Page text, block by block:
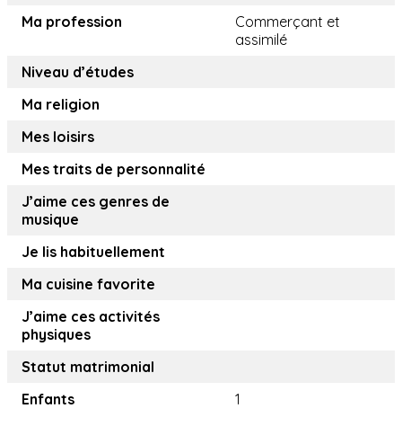
Ma profession
Commerçant et
assimilé
Niveau d’études
Ma religion
Mes loisirs
Mes traits de personnalité
J’aime ces genres de
musique
Je lis habituellement
Ma cuisine favorite
J’aime ces activités
physiques
Statut matrimonial
Enfants
1